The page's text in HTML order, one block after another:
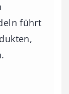
führt